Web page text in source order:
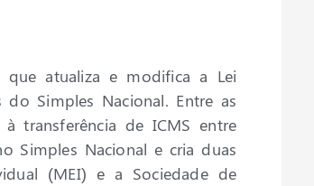
atualiza e modifica a Lei
Simples Nacional. Entre as
transferência de ICMS entre
Simples Nacional e cria duas
(MEI) e a Sociedade de